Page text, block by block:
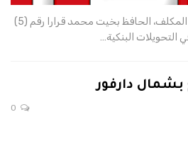
أصدر والي ولاية شمال دارفور المكلف، الحافظ بخيت محمد قرارا رقم (5)
البنكية…
دارفور